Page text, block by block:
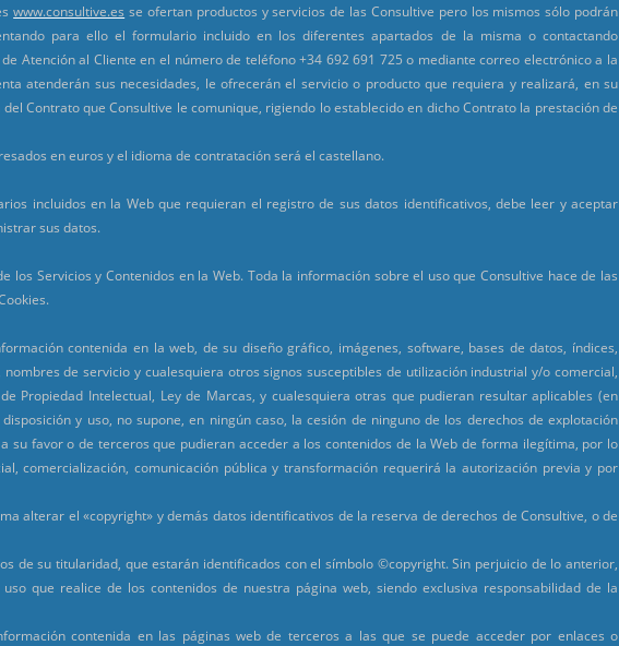
www.consultive.es se ofertan productos y servicios de las Consultive pero los mismos sólo podrán
para ello el formulario incluido en los diferentes apartados de la misma o contactando
Atención al Cliente en el número de teléfono +34 692 691 725 o mediante correo electrónico a la
atenderán sus necesidades, le ofrecerán el servicio o producto que requiera y realizará, en su
Contrato que Consultive le comunique, rigiendo lo establecido en dicho Contrato la prestación de
en euros y el idioma de contratación será el castellano.
incluidos en la Web que requieran el registro de sus datos identificativos, debe leer y aceptar
sus datos.
los Servicios y Contenidos en la Web. Toda la información sobre el uso que Consultive hace de las
contenida en la web, de su diseño gráfico, imágenes, software, bases de datos, índices,
de servicio y cualesquiera otros signos susceptibles de utilización industrial y/o comercial,
Propiedad Intelectual, Ley de Marcas, y cualesquiera otras que pudieran resultar aplicables (en
y uso, no supone, en ningún caso, la cesión de ninguno de los derechos de explotación
su favor o de terceros que pudieran acceder a los contenidos de la Web de forma ilegítima, por lo
comercialización, comunicación pública y transformación requerirá la autorización previa y por
alterar el «copyright» y demás datos identificativos de la reserva de derechos de Consultive, o de
de su titularidad, que estarán identificados con el símbolo ©copyright. Sin perjuicio de lo anterior,
que realice de los contenidos de nuestra página web, siendo exclusiva responsabilidad de la
contenida en las páginas web de terceros a las que se puede acceder por enlaces o